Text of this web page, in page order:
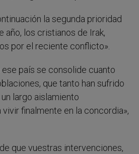
la segunda prioridad
año, los cristianos de Irak,
por el reciente conflicto».
ese país se consolide cuanto
que tanto han sufrido
largo aislamiento
vivir finalmente en la concordia»,
que vuestras intervenciones,